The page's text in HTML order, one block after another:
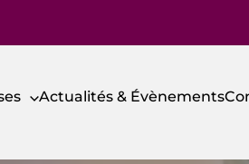
Actualités & Évènements